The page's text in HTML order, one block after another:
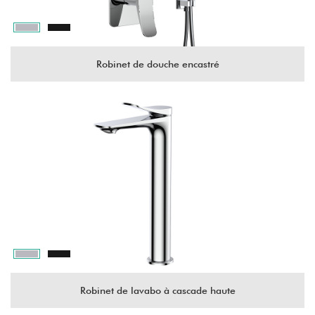
Robinet de douche encastré
Robinet de lavabo à cascade haute